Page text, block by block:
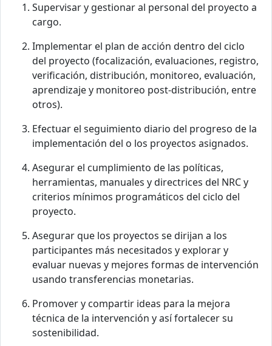
Supervisar y gestionar al personal del proyecto a
cargo.
Implementar el plan de acción dentro del ciclo
del proyecto (focalización, evaluaciones, registro,
verificación, distribución, monitoreo, evaluación,
aprendizaje y monitoreo post-distribución, entre
otros).
Efectuar el seguimiento diario del progreso de la
implementación del o los proyectos asignados.
Asegurar el cumplimiento de las políticas,
herramientas, manuales y directrices del NRC y
criterios mínimos programáticos del ciclo del
proyecto.
Asegurar que los proyectos se dirijan a los
participantes más necesitados y explorar y
evaluar nuevas y mejores formas de intervención
usando transferencias monetarias.
Promover y compartir ideas para la mejora
técnica de la intervención y así fortalecer su
sostenibilidad.